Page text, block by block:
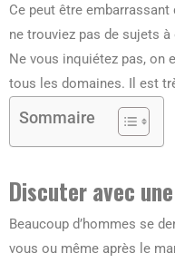
Ce peut être
ne trouviez pas de sujets
Ne vous inquiétez pas, on
tous les domaines. Il est
Sommaire
Discuter avec
Beaucoup d’hommes se
vous ou même après le